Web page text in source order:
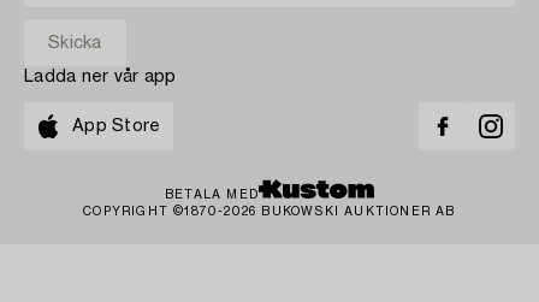
Ladda ner vår app
App Store
BETALA MED
COPYRIGHT ©1870-2026 BUKOWSKI AUKTIONER AB